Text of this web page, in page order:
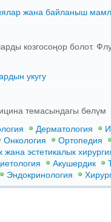
жана байланыш
козгосоңор болот.
укугу
темасындагы бөлүм
Дерматология
Онкология Ортопедия
жана эстетикалык
Акушердик
Эндокринология